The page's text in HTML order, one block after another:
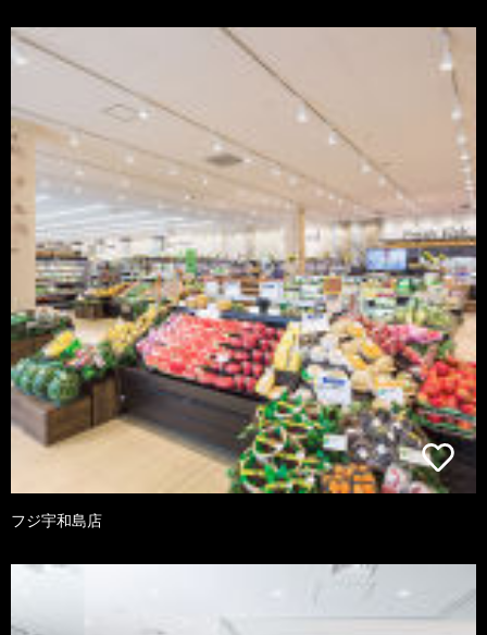
フジ宇和島店